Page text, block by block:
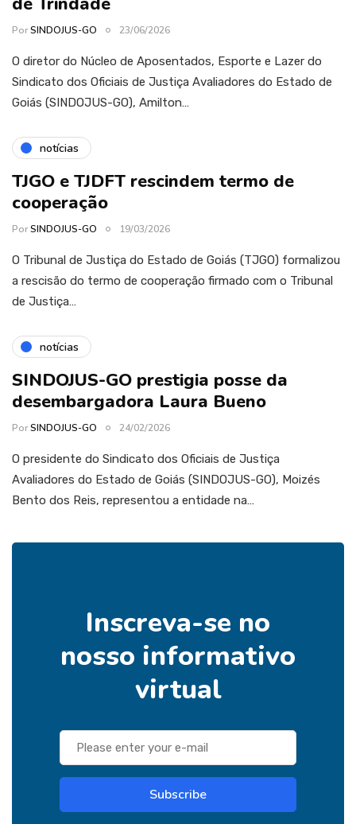
PorSINDOJUS-GO 23/06/2026
O diretor do Núcleo de Aposentados, Esporte e Lazer do
Sindicato dos Oficiais de Justiça Avaliadores do Estado de
Goiás (SINDOJUS-GO), Amilton…
notícias
TJGO e TJDFT rescindem termo de
cooperação
PorSINDOJUS-GO 19/03/2026
O Tribunal de Justiça do Estado de Goiás (TJGO) formalizou
a rescisão do termo de cooperação firmado com o Tribunal
de Justiça…
notícias
SINDOJUS-GO prestigia posse da
desembargadora Laura Bueno
PorSINDOJUS-GO 24/02/2026
O presidente do Sindicato dos Oficiais de Justiça
Avaliadores do Estado de Goiás (SINDOJUS-GO), Moizés
Bento dos Reis, representou a entidade na…
Inscreva-se no
nosso informativo
virtual
Subscribe